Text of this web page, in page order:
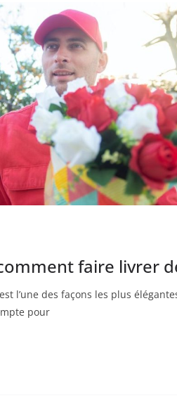
faire livrer
l’une des façons les plus
pour